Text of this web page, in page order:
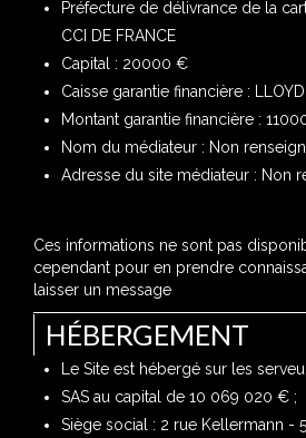
Préfecture de délivrance de la
CCI DE FRANCE
Capital : 20000 €
Caisse garantie financière :
Montant garantie financière :
Nom du médiateur : Non
Adresse du site médiateur : Non
Ces informations ne sont pas
cependant pour en prendre
laisser un message
HÉBERGEMENT
Le Site est hébergé sur les
SAS au capital de 10 069 020 € ;
Siège social : 2 rue Kellermann -